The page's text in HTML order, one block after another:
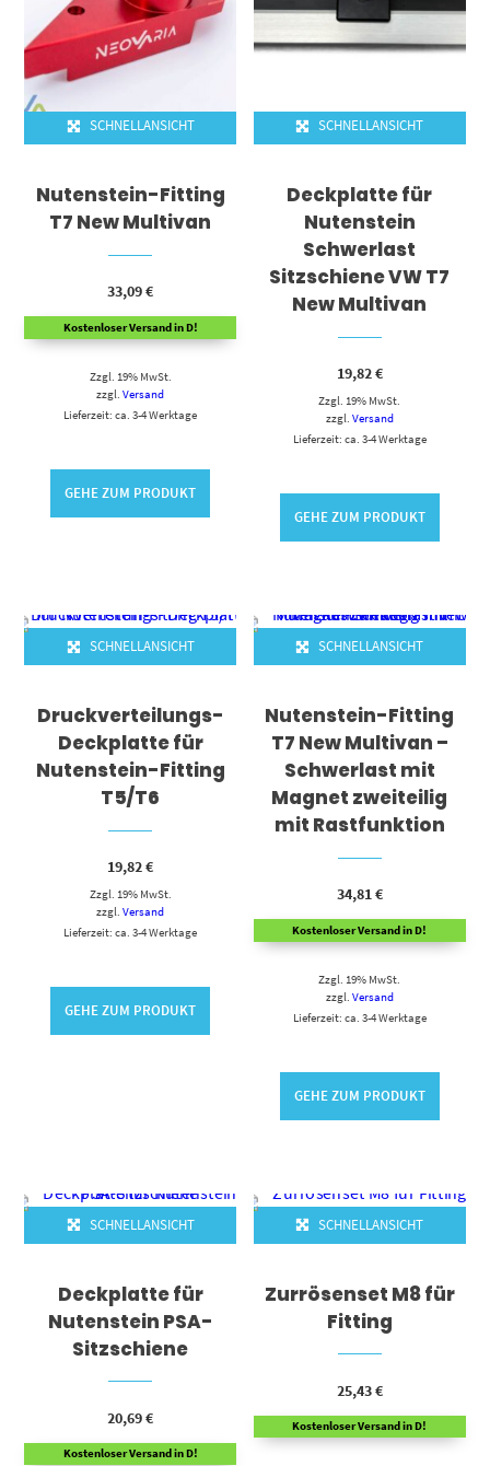
SCHNELLANSICHT
Nutenstein-Fitting
T7 New Multivan
33,09€
Kostenloser Versand in D!
Zzgl. 19% MwSt.
zzgl.Versand
Lieferzeit: ca. 3-4 Werktage
GEHE ZUM PRODUKT
SCHNELLANSICHT
Deckplatte für
Nutenstein
Schwerlast
Sitzschiene VW T7
New Multivan
19,82€
Zzgl. 19% MwSt.
zzgl. Versand
Lieferzeit: ca. 3-4 Werktage
GEHE ZUM PRODUKT
SCHNELLANSICHT
Druckverteilungs-
Deckplatte für
Nutenstein-Fitting
T5/T6
19,82€
Zzgl. 19% MwSt.
zzgl.Versand
Lieferzeit: ca. 3-4 Werktage
GEHE ZUM PRODUKT
SCHNELLANSICHT
Nutenstein-Fitting
T7 New Multivan –
Schwerlast mit
Magnet zweiteilig
mit Rastfunktion
34,81€
Kostenloser Versand in D!
Zzgl. 19% MwSt.
zzgl. Versand
Lieferzeit: ca. 3-4 Werktage
GEHE ZUM PRODUKT
SCHNELLANSICHT
Deckplatte für
Nutenstein PSA-
Sitzschiene
20,69€
Kostenloser Versand in D!
SCHNELLANSICHT
Zurrösenset M8 für
Fitting
25,43€
Kostenloser Versand in D!